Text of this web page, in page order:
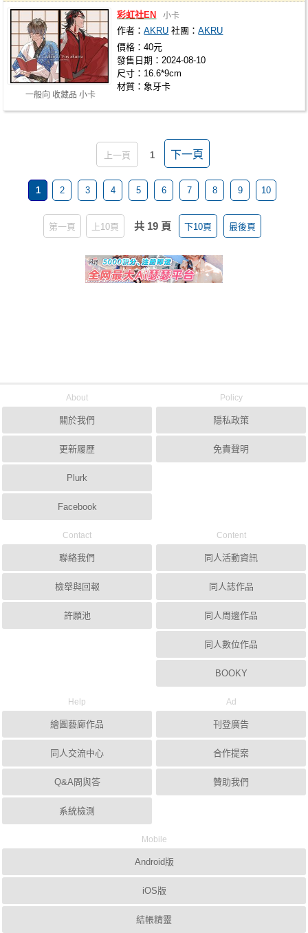
一般向 收藏品 小卡
彩虹社EN 小卡
作者：AKRU 社團：AKRU
價格：40元
發售日期：2024-08-10
尺寸：16.6*9cm
材質：象牙卡
上一頁 1 下一頁
1 2 3 4 5 6 7 8 9 10
第一頁 上10頁 共 19 頁 下10頁 最後頁
About
關於我們
更新履歷
Plurk
Facebook
Policy
隱私政策
免責聲明
Contact
聯絡我們
檢舉與回報
許願池
Content
同人活動資訊
同人誌作品
同人周邊作品
同人數位作品
BOOKY
Help
繪圖藝廊作品
同人交流中心
Q&A問與答
系統檢測
Ad
刊登廣告
合作提案
贊助我們
Mobile
Android版
iOS版
結帳精靈